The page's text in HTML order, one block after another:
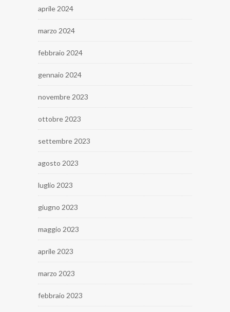
aprile 2024
marzo 2024
febbraio 2024
gennaio 2024
novembre 2023
ottobre 2023
settembre 2023
agosto 2023
luglio 2023
giugno 2023
maggio 2023
aprile 2023
marzo 2023
febbraio 2023